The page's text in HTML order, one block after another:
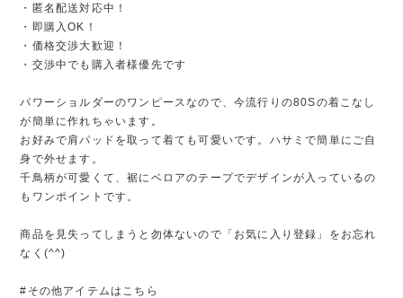
・匿名配送対応中！
・即購入OK！
・価格交渉大歓迎！
・交渉中でも購入者様優先です
パワーショルダーのワンピースなので、今流行りの80Sの着こなし
が簡単に作れちゃいます。
お好みで肩パッドを取って着ても可愛いです。ハサミで簡単にご自
身で外せます。
千鳥柄が可愛くて、裾にベロアのテープでデザインが入っているの
もワンポイントです。
商品を見失ってしまうと勿体ないので「お気に入り登録」をお忘れ
なく(^^)
#その他アイテムはこちら